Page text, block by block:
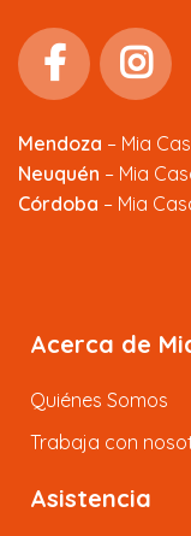
Mendoza – Mia
Neuquén – Mia
Córdoba – Mia
Acerca de
Quiénes Somos
Trabaja con
Asistencia